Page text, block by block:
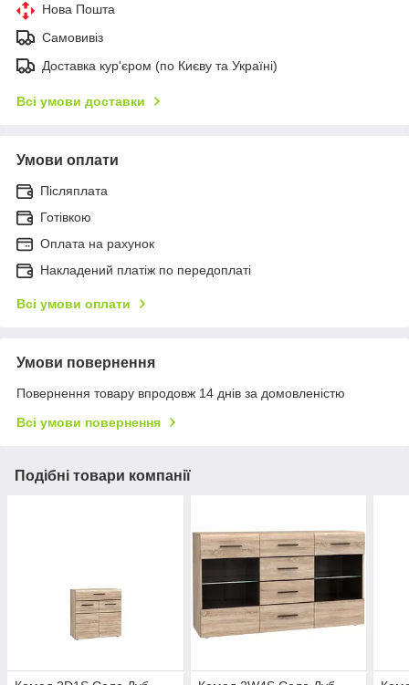
Нова Пошта
Самовивіз
Доставка кур'єром (по Києву та Україні)
Всі умови доставки
Умови оплати
Післяплата
Готівкою
Оплата на рахунок
Накладений платіж по передоплаті
Всі умови оплати
Умови повернення
Повернення товару впродовж 14 днів за домовленістю
Всі умови повернення
Подібні товари компанії